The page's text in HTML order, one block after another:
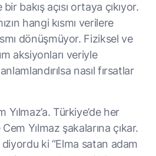
bakış açısı ortaya çıkıyor.
hangi kısmı verilere
dönüşmüyor. Fiziksel ve
aksiyonları veriyle
nasıl fırsatlar
Türkiye’de her
Yılmaz şakalarına çıkar.
ki “Elma satan adam